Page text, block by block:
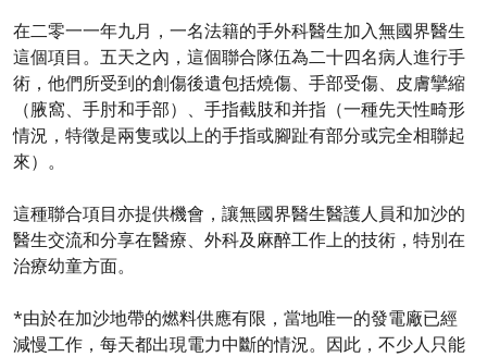
在二零一一年九月，一名法籍的手外科醫生加入無國界醫生
這個項目。五天之內，這個聯合隊伍為二十四名病人進行手
術，他們所受到的創傷後遺包括燒傷、手部受傷、皮膚攣縮
（腋窩、手肘和手部）、手指截肢和并指（一種先天性畸形
情況，特徵是兩隻或以上的手指或腳趾有部分或完全相聯起
來）。
這種聯合項目亦提供機會，讓無國界醫生醫護人員和加沙的
醫生交流和分享在醫療、外科及麻醉工作上的技術，特別在
治療幼童方面。
*由於在加沙地帶的燃料供應有限，當地唯一的發電廠已經
減慢工作，每天都出現電力中斷的情況。因此，不少人只能